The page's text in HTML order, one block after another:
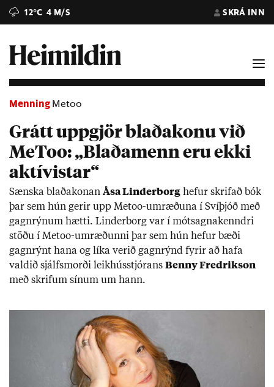
12°C 4 M/S SKRÁ INN
Menning Metoo
Grátt uppgjör blaðakonu við
MeToo: „Blaðamenn eru ekki
aktívistar“
Sænska blaða­kon­an Åsa Lind­er­borg hef­ur skrif­að bók
þar sem hún ger­ir upp Met­oo-um­ræð­una í Sví­þjóð með
gagn­rýn­um hætti. Lind­er­borg var í mót­sagna­kenndri
stöðu í Met­oo-um­ræð­unni þar sem hún hef­ur bæði
gagn­rýnt hana og líka ver­ið gagn­rýnd fyr­ir að hafa
vald­ið sjálfs­morði leik­hús­stjór­ans Benny Fredrik­son
með skrif­um sín­um um hann.